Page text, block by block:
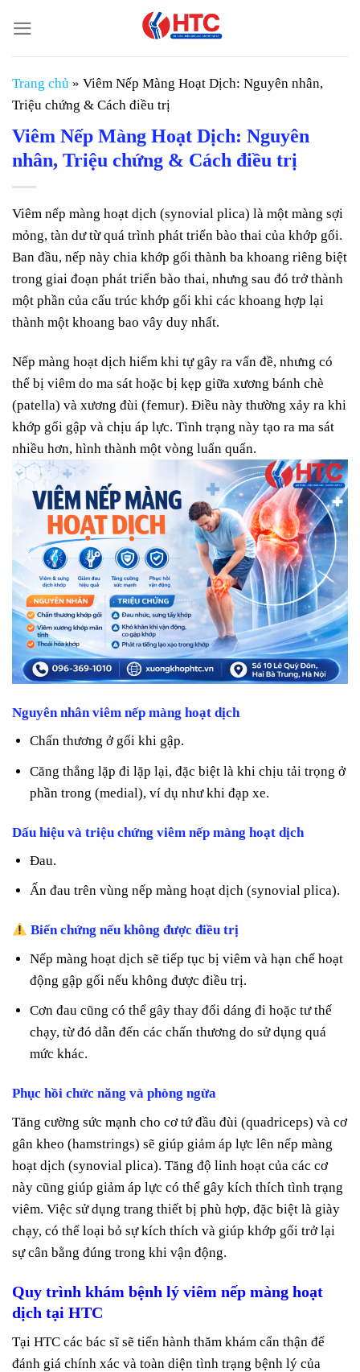
đến
nội
dung
Trang chủ » Viêm Nếp Màng Hoạt Dịch: Nguyên nhân,
Triệu chứng & Cách điều trị
Viêm Nếp Màng Hoạt Dịch: Nguyên
nhân, Triệu chứng & Cách điều trị
Viêm nếp màng hoạt dịch (synovial plica) là một màng sợi
mỏng, tàn dư từ quá trình phát triển bào thai của khớp gối.
Ban đầu, nếp này chia khớp gối thành ba khoang riêng biệt
trong giai đoạn phát triển bào thai, nhưng sau đó trở thành
một phần của cấu trúc khớp gối khi các khoang hợp lại
thành một khoang bao vây duy nhất.
Nếp màng hoạt dịch hiếm khi tự gây ra vấn đề, nhưng có
thể bị viêm do ma sát hoặc bị kẹp giữa xương bánh chè
(patella) và xương đùi (femur). Điều này thường xảy ra khi
khớp gối gập và chịu áp lực. Tình trạng này tạo ra ma sát
nhiều hơn, hình thành một vòng luẩn quẩn.
Nguyên nhân viêm nếp màng hoạt dịch
Chấn thương ở gối khi gập.
Căng thẳng lặp đi lặp lại, đặc biệt là khi chịu tải trọng ở
phần trong (medial), ví dụ như khi đạp xe.
Dấu hiệu và triệu chứng viêm nếp màng hoạt dịch
Đau.
Ấn đau trên vùng nếp màng hoạt dịch (synovial plica).
Biến chứng nếu không được điều trị
Nếp màng hoạt dịch sẽ tiếp tục bị viêm và hạn chế hoạt
động gập gối nếu không được điều trị.
Cơn đau cũng có thể gây thay đổi dáng đi hoặc tư thế
chạy, từ đó dẫn đến các chấn thương do sử dụng quá
mức khác.
Phục hồi chức năng và phòng ngừa
Tăng cường sức mạnh cho cơ tứ đầu đùi (quadriceps) và cơ
gân kheo (hamstrings) sẽ giúp giảm áp lực lên nếp màng
hoạt dịch (synovial plica). Tăng độ linh hoạt của các cơ
này cũng giúp giảm áp lực có thể gây kích thích tình trạng
viêm. Việc sử dụng trang thiết bị phù hợp, đặc biệt là giày
chạy, có thể loại bỏ sự kích thích và giúp khớp gối trở lại
sự cân bằng đúng trong khi vận động.
Quy trình khám bệnh lý viêm nếp màng hoạt
dịch tại HTC
Tại HTC các bác sĩ sẽ tiến hành thăm khám cẩn thận để
đánh giá chính xác và toàn diện tình trạng bệnh lý của